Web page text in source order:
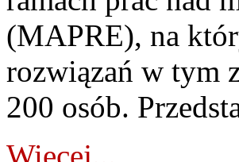
(MAPRE), na
rozwiązań w tym
200 osób.